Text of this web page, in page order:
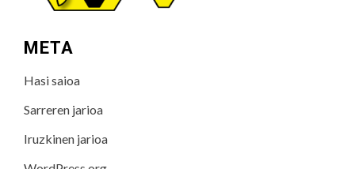
META
Hasi saioa
Sarreren jarioa
Iruzkinen jarioa